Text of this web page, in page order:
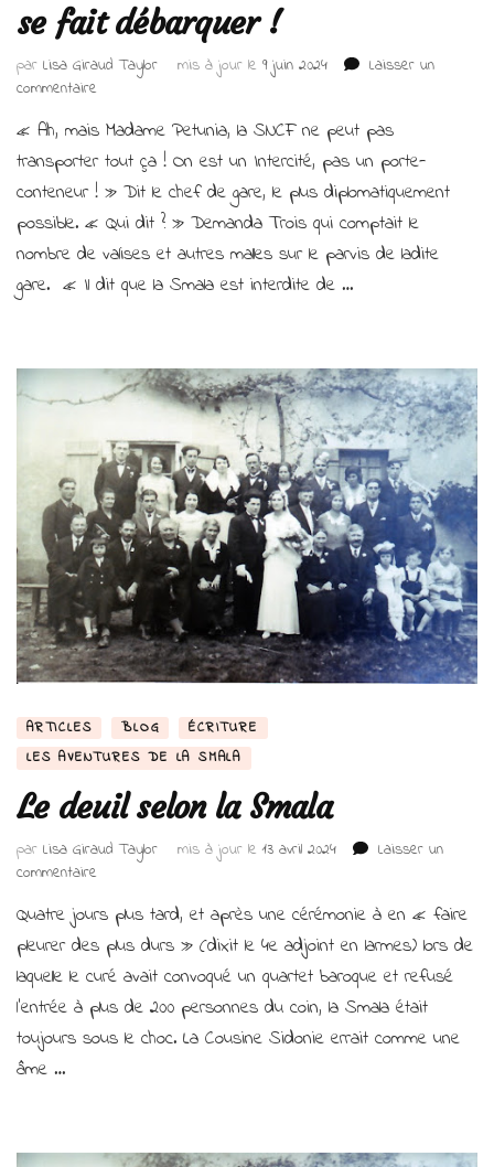
se fait débarquer !
par Lisa Giraud Taylor mis à jour le 9 juin 2024
Laisser un
commentaire
Smala
veut
embarquer
mais
se
fait
débarquer !
« Ah, mais Madame Petunia, la SNCF ne peut pas
transporter tout ça ! On est un Intercité, pas un porte-
conteneur ! » Dit le chef de gare, le plus diplomatiquement
possible. « Qui dit ? » Demanda Trois qui comptait le
nombre de valises et autres malles sur le parvis de ladite
gare. « Il dit que la Smala est interdite de …
ARTICLES BLOG
ÉCRITURE
LES AVENTURES DE LA SMALA
Le deuil selon la Smala
par Lisa Giraud Taylor mis à jour le 13 avril 2024
Laisser un
commentaire
deuil
selon
Smala
Quatre jours plus tard, et après une cérémonie à en « faire
pleurer des plus durs » (dixit le 4e adjoint en larmes) lors de
laquelle le curé avait convoqué un quartet baroque et refusé
l’entrée à plus de 200 personnes du coin, la Smala était
toujours sous le choc. La Cousine Sidonie errait comme une
âme …